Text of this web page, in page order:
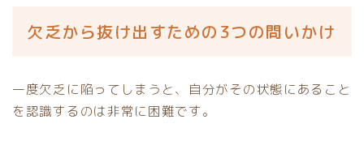
欠乏から抜け出すための3つの問いかけ
一度欠乏に陥ってしまうと、自分がその状態にあること
を認識するのは非常に困難です。